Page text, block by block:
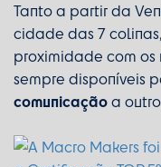
Tanto a partir da
cidade das 7
proximidade com os
sempre disponíveis
comunicaçãoa